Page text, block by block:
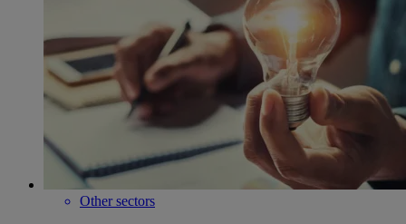
Other sectors